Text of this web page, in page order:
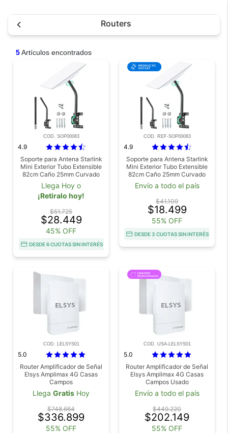
Routers
5Artículos encontrados
COD. SOP00083
4.9
Soporte para Antena Starlink
Mini Exterior Tubo Extensible
82cm Caño 25mm Curvado
Llega Hoy o
¡Retiralo hoy!
$51.725
$28.449
45% OFF
DESDE 6 CUOTAS SIN INTERÉS
COD. REF-SOP00083
4.9
Soporte para Antena Starlink
Mini Exterior Tubo Extensible
82cm Caño 25mm Curvado
Outlet
Envío a todo el país
$41.109
$18.499
55% OFF
DESDE 3 CUOTAS SIN INTERÉS
COD. LELSYS01
5.0
Router Amplificador de Señal
Elsys Amplimax 4G Casas
Campos
Llega Gratis Hoy
$748.664
$336.899
55% OFF
COD. USA-LELSYS01
5.0
Router Amplificador de Señal
Elsys Amplimax 4G Casas
Campos Usado
Envío a todo el país
$449.220
$202.149
55% OFF